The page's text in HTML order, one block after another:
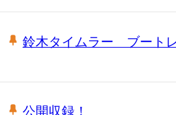
鈴木タイムラー ブート
公開収録！